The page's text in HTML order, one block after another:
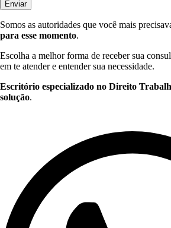
Enviar
Somos as autoridades que você mais
para esse momento.
Escolha a melhor forma de receber sua
em te atender e entender sua necessidade.
Escritório especializado no Direito
solução.